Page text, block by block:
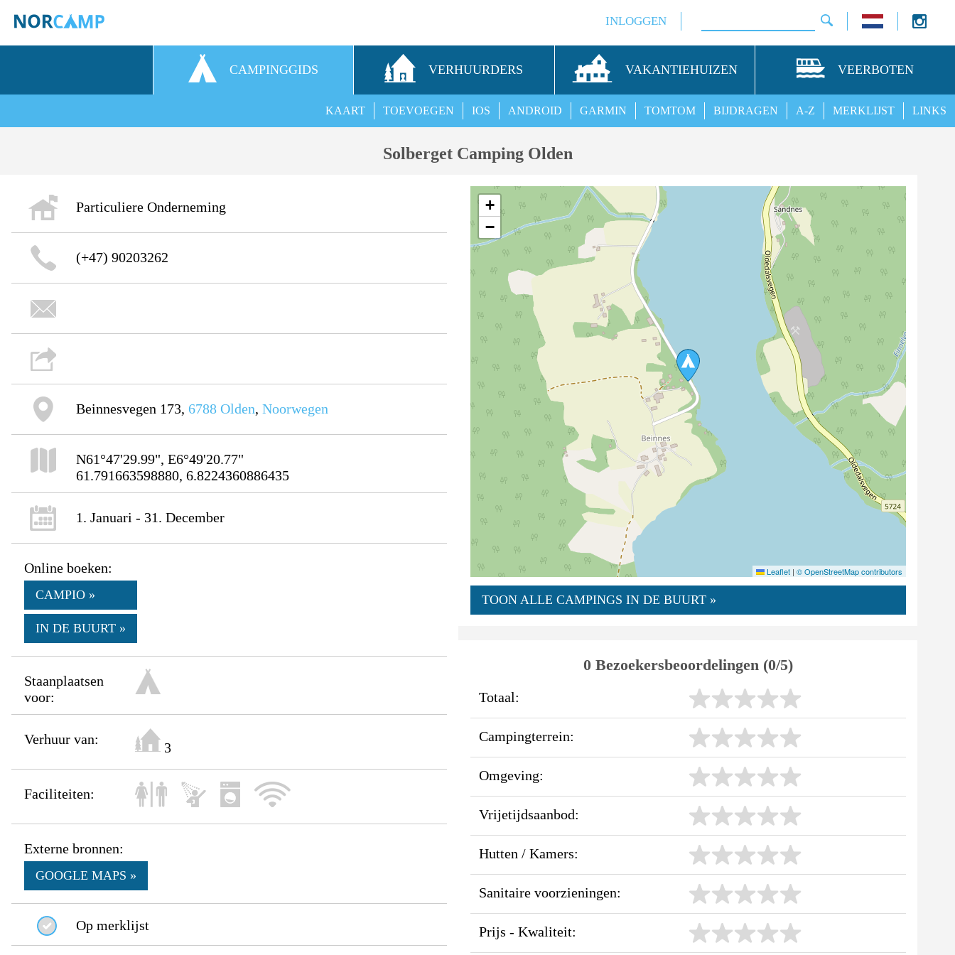
INLOGGEN
CAMPINGGIDS VERHUURDERS VAKANTIEHUIZEN VEERBOTEN
LINKS
MERKLIJST
A-Z
BIJDRAGEN
TOMTOM
GARMIN
ANDROID
IOS
TOEVOEGEN
KAART
Solberget Camping Olden
Particuliere Onderneming
(+47) 90203262
Beinnesvegen 173, 6788 Olden,Noorwegen
N61°47'29.99", E6°49'20.77"
61.791663598880, 6.8224360886435
1. Januari - 31. December
Online boeken:
CAMPIO »
IN DE BUURT »
Staanplaatsen
voor:
Verhuur van:
3
Faciliteiten:
Externe bronnen:
GOOGLE MAPS »
Op merklijst
+
−
Leaflet | © OpenStreetMap contributors
TOON ALLE CAMPINGS IN DE BUURT »
0 Bezoekersbeoordelingen (0/5)
Totaal:
Campingterrein:
Omgeving:
Vrijetijdsaanbod:
Hutten / Kamers:
Sanitaire voorzieningen:
Prijs - Kwaliteit: